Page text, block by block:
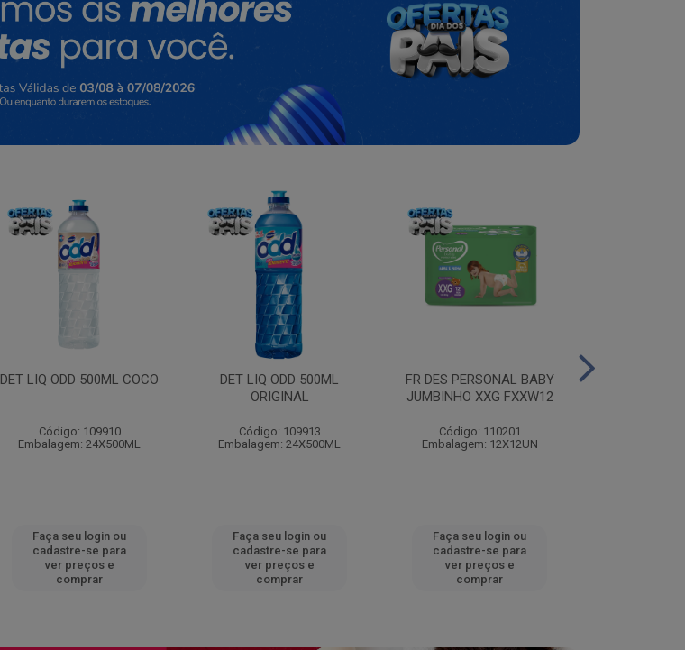
DET LIQ ODD 500ML COCO
Código: 109910
Embalagem: 24X500ML
Faça seu login ou
cadastre-se para
ver preços e
comprar
DET LIQ ODD 500ML
ORIGINAL
Código: 109913
Embalagem: 24X500ML
Faça seu login ou
cadastre-se para
ver preços e
comprar
FR DES PERSONAL BABY
JUMBINHO XXG FXXW12
Código: 110201
Embalagem: 12X12UN
Faça seu login ou
cadastre-se para
ver preços e
comprar